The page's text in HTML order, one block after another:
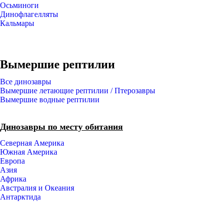
Осьминоги
Динофлагелляты
Кальмары
Вымершие рептилии
Все динозавры
Вымершие летающие рептилии / Птерозавры
Вымершие водные рептилии
Динозавры по месту обитания
Северная Америка
Южная Америка
Европа
Азия
Африка
Австралия и Океания
Антарктида